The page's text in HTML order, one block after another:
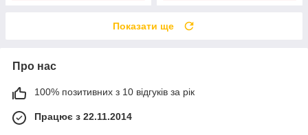
Показати ще
Про нас
100% позитивних з 10 відгуків за рік
Працює з 22.11.2014